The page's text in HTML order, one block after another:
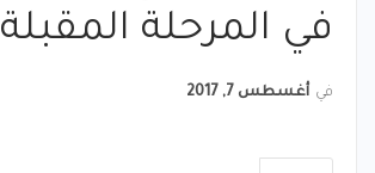
في المرحلة المقبلة
في أغسطس 7, 2017